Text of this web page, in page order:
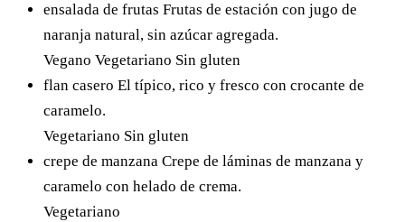
ensalada de frutas Frutas de estación con jugo de
naranja natural, sin azúcar agregada.
Vegano Vegetariano Sin gluten
flan casero El típico, rico y fresco con crocante de
caramelo.
Vegetariano Sin gluten
crepe de manzana Crepe de láminas de manzana y
caramelo con helado de crema.
Vegetariano